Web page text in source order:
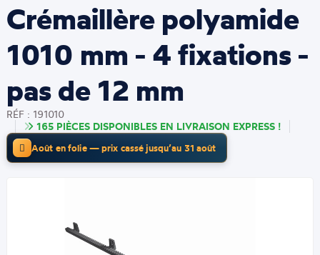
Crémaillère polyamide
1010 mm - 4 fixations -
pas de 12 mm
RÉF : 191010
165 PIÈCES DISPONIBLES EN LIVRAISON EXPRESS !
Août en folie — prix cassé jusqu’au 31 août